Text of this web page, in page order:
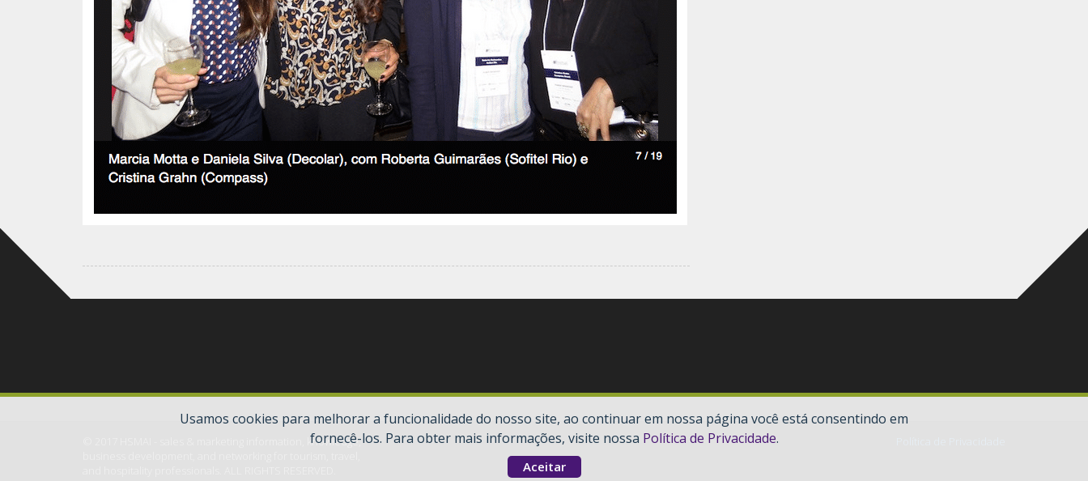
Usamos cookies para melhorar a funcionalidade do nosso site, ao continuar em nossa página você está consentindo em
fornecê-los. Para obter mais informações, visite nossa Política de Privacidade.
Aceitar
© 2017 HSMAI - sales & marketing information, knowledge,